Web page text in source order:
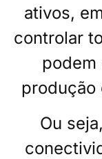
ativos,
controlar
podem
produção
Ou